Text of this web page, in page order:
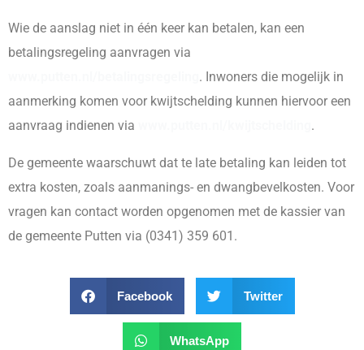
Wie de aanslag niet in één keer kan betalen, kan een
betalingsregeling aanvragen via
. Inwoners die mogelijk in
aanmerking komen voor kwijtschelding kunnen hiervoor een
aanvraag indienen via
.
De gemeente waarschuwt dat te late betaling kan leiden tot
extra kosten, zoals aanmanings- en dwangbevelkosten. Voor
vragen kan contact worden opgenomen met de kassier van
de gemeente Putten via (0341) 359 601.
Facebook Twitter
WhatsApp